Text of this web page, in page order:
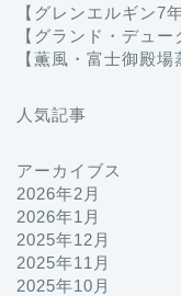
【グレンエルギン7
【グランド・デュ
【薫風・富士御殿場
人気記事
アーカイブス
2026年2月
2026年1月
2025年12月
2025年11月
2025年10月